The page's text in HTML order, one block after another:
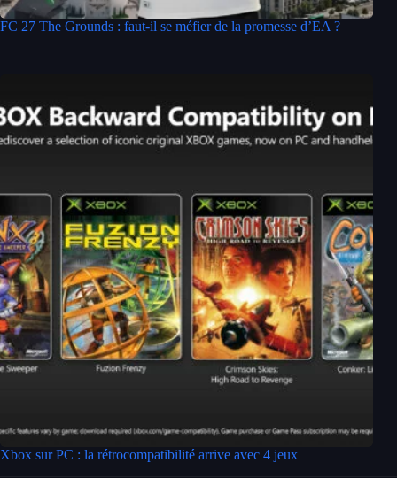
FC 27 The Grounds : faut-il se méfier de la promesse d’EA ?
Xbox sur PC : la rétrocompatibilité arrive avec 4 jeux